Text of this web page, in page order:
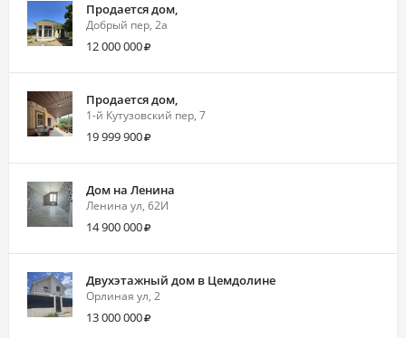
Продается дом,
Добрый пер, 2а
12 000 000
Продается дом,
1-й Кутузовский пер, 7
19 999 900
Дом на Ленина
Ленина ул, 62И
14 900 000
Двухэтажный дом в Цемдолине
Орлиная ул, 2
13 000 000